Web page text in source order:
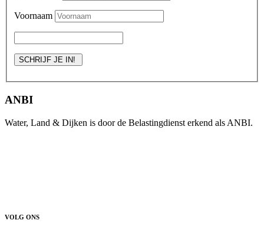
Voornaam
ANBI
Water, Land & Dijken is door de Belastingdienst erkend als ANBI.
VOLG ONS